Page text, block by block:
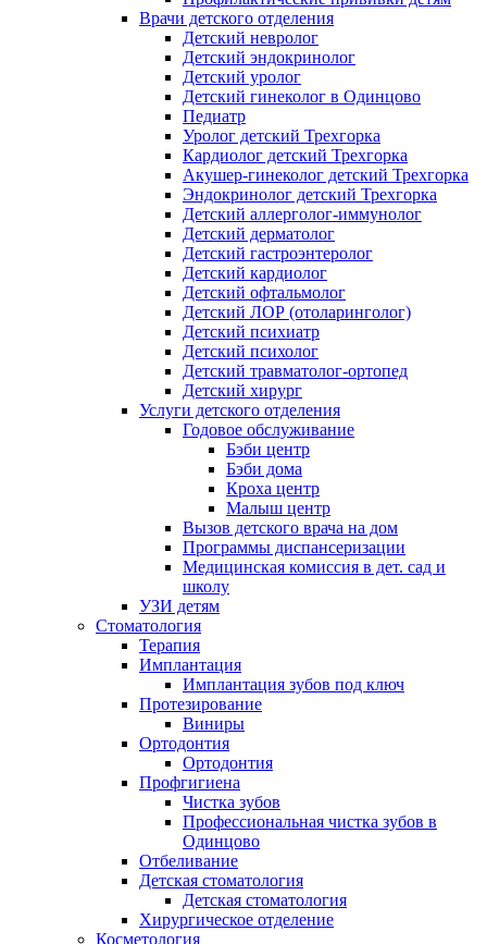
Врачи детского отделения
Детский невролог
Детский эндокринолог
Детский уролог
Детский гинеколог в Одинцово
Педиатр
Уролог детский Трехгорка
Кардиолог детский Трехгорка
Акушер-гинеколог детский Трехгорка
Эндокринолог детский Трехгорка
Детский аллерголог-иммунолог
Детский дерматолог
Детский гастроэнтеролог
Детский кардиолог
Детский офтальмолог
Детский ЛОР (отоларинголог)
Детский психиатр
Детский психолог
Детский травматолог-ортопед
Детский хирург
Услуги детского отделения
Годовое обслуживание
Бэби центр
Бэби дома
Кроха центр
Малыш центр
Вызов детского врача на дом
Программы диспансеризации
Медицинская комиссия в дет. сад и
школу
УЗИ детям
Стоматология
Терапия
Имплантация
Имплантация зубов под ключ
Протезирование
Виниры
Ортодонтия
Ортодонтия
Профгигиена
Чистка зубов
Профессиональная чистка зубов в
Одинцово
Отбеливание
Детская стоматология
Детская стоматология
Хирургическое отделение
Косметология